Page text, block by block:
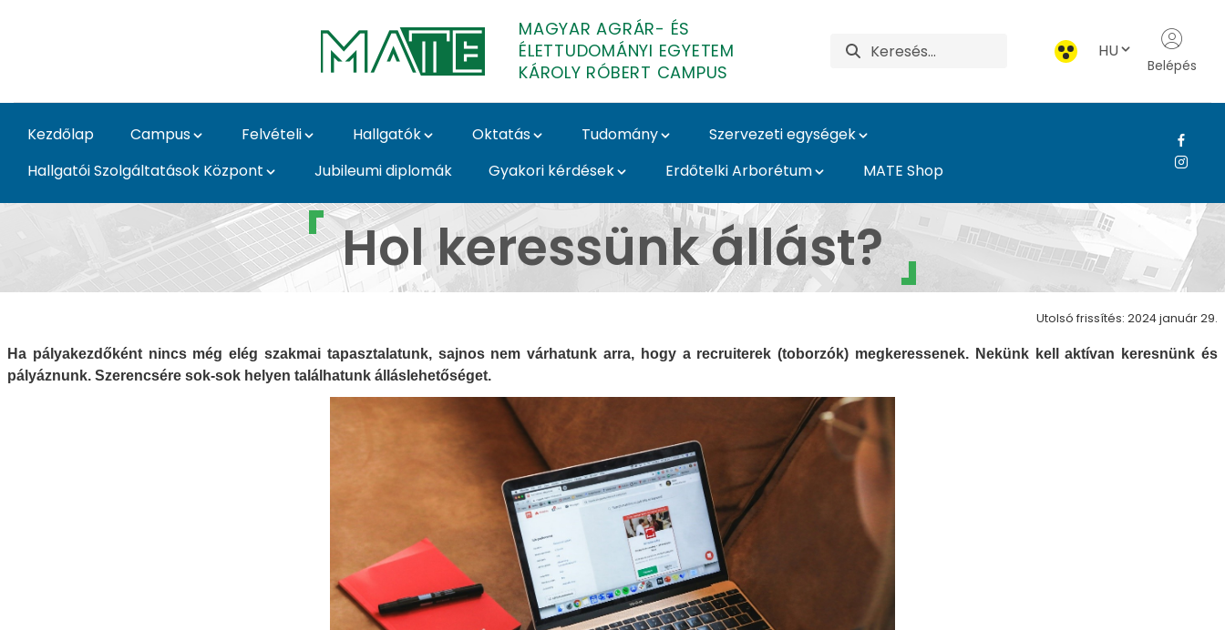
MAGYAR AGRÁR- ÉS
ÉLETTUDOMÁNYI EGYETEM
KÁROLY RÓBERT CAMPUS
HU
Belépés
Kezdőlap Campus Felvételi Hallgatók Oktatás Tudomány
Szervezeti egységek
Hallgatói Szolgáltatások Központ
Jubileumi diplomák Gyakori kérdések Erdőtelki Arborétum MATE Shop
Hol keressünk állást? - Károly Róbert Campus
Hol keressünk állást?
Utolsó frissítés: 2024 január 29.
Ha pályakezdőként nincs még elég szakmai tapasztalatunk, sajnos nem várhatunk arra, hogy a recruiterek (toborzók) megkeressenek. Nekünk kell aktívan keresnünk és
pályáznunk. Szerencsére sok-sok helyen találhatunk álláslehetőséget.